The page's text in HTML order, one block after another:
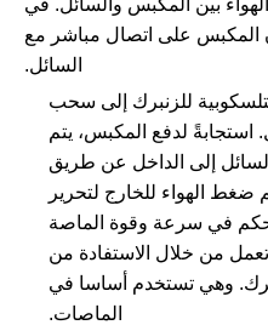
بين المكبس والسائل. في
المكبس على اتصال مباشر مع
السائل.
للزنبرك إلى سحب
استجابةً لدفع المكبس، يتم
إلى الداخل عن طريق
ضغط الهواء للخارج لتحرير
في سرعة وقوة الماصة
تعمل من خلال الاستفادة من
وهي تستخدم أساسا في
الماصات.